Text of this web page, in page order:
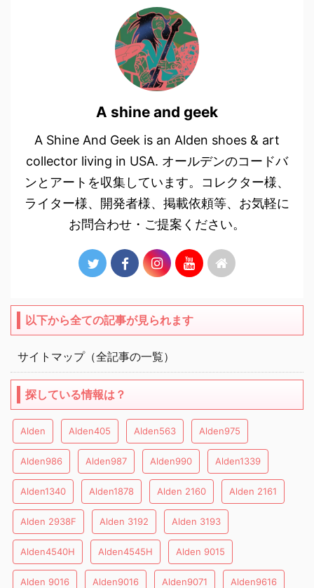
A shine and geek
A Shine And Geek is an Alden shoes & art
collector living in USA. オールデンのコードバ
ンとアートを収集しています。コレクター様、
ライター様、開発者様、掲載依頼等、お気軽に
お問合わせ・ご提案ください。
以下から全ての記事が見られます
サイトマップ（全記事の一覧）
探している情報は？
Alden Alden405 Alden563 Alden975
Alden986 Alden987 Alden990 Alden1339
Alden1340 Alden1878 Alden 2160 Alden 2161
Alden 2938F Alden 3192 Alden 3193
Alden4540H Alden4545H Alden 9015
Alden 9016 Alden9016 Alden9071 Alden9616